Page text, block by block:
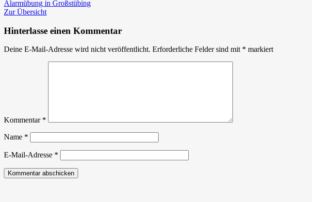
den
Beitrag:
Alarmübung in Großstübing
Zur Übersicht
Hinterlasse einen Kommentar
Deine E-Mail-Adresse wird nicht veröffentlicht. Erforderliche Felder sind mit * markiert
Kommentar *
Name *
E-Mail-Adresse *